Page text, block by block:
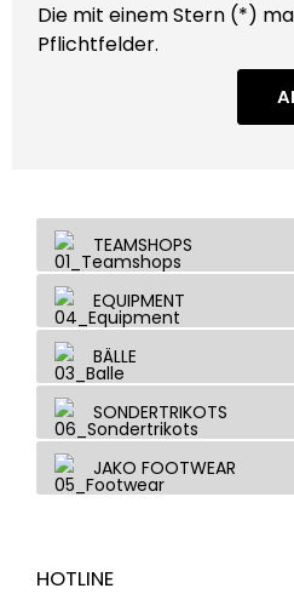
Die mit einem Stern (*)
Pflichtfelder.
TEAMSHOPS
EQUIPMENT
BÄLLE
SONDERTRIKOTS
JAKO FOOTWEAR
HOTLINE